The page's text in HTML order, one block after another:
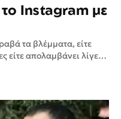
το Instagram με
τα βλέμματα, είτε
είτε απολαμβάνει λίγες
η...